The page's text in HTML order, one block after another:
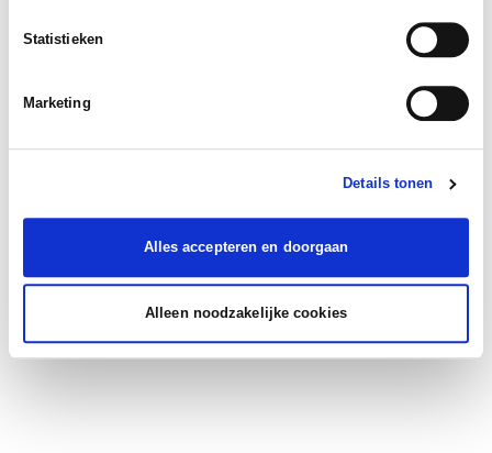
Statistieken
Marketing
Details tonen
Alles accepteren en doorgaan
Alleen noodzakelijke cookies